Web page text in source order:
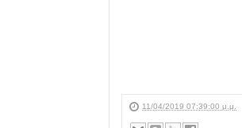
11/04/2019 07:39:00 μ.μ.